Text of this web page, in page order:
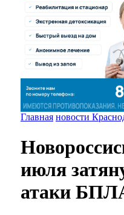
Главная новости
июля
атаки